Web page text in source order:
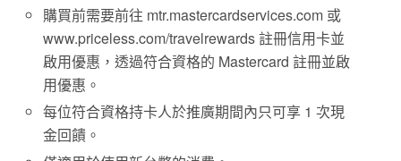
購買前需要前往 mtr.mastercardservices.com 或
www.priceless.com/travelrewards 註冊信用卡並
啟用優惠，透過符合資格的 Mastercard 註冊並啟
用優惠。
每位符合資格持卡人於推廣期間內只可享 1 次現
金回饋。